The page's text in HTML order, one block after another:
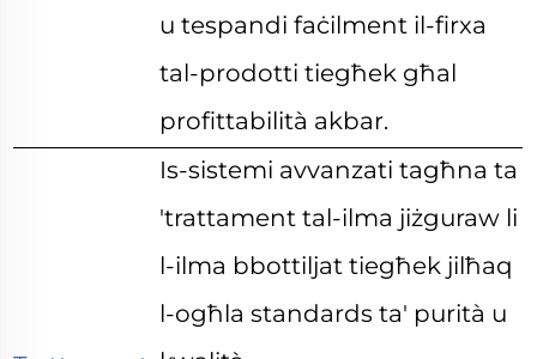
u tespandi faċilment il-firxa
tal-prodotti tiegħek għal
profittabilità akbar.
Is-sistemi avvanzati tagħna ta
'trattament tal-ilma jiżguraw li
l-ilma bbottiljat tiegħek jilħaq
l-ogħla standards ta' purità u